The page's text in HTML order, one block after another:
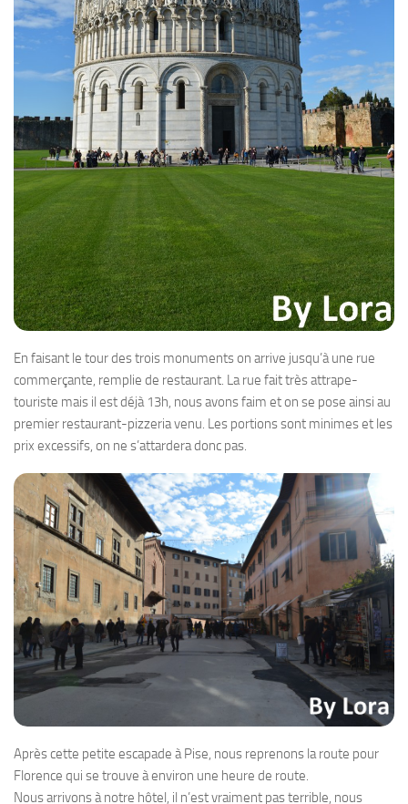
En faisant le tour des trois monuments on arrive jusqu’à une rue
commerçante, remplie de restaurant. La rue fait très attrape-
touriste mais il est déjà 13h, nous avons faim et on se pose ainsi au
premier restaurant-pizzeria venu. Les portions sont minimes et les
prix excessifs, on ne s’attardera donc pas.
Après cette petite escapade à Pise, nous reprenons la route pour
Florence qui se trouve à environ une heure de route.
Nous arrivons à notre hôtel, il n’est vraiment pas terrible, nous